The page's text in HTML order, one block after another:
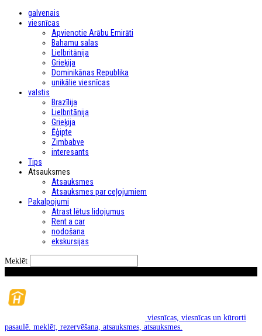
galvenais
viesnīcas
Apvienotie Arābu Emirāti
Bahamu salas
Lielbritānija
Grieķija
Dominikānas Republika
unikālie viesnīcas
valstis
Brazīlija
Lielbritānija
Grieķija
Ēģipte
Zimbabve
interesants
Tips
Atsauksmes
Atsauksmes
Atsauksmes par ceļojumiem
Pakalpojumi
Atrast lētus lidojumus
Rent a car
nodošana
ekskursijas
Meklēt
viesnīcas, viesnīcas un kūrorti
pasaulē. meklēt, rezervēšana, atsauksmes, atsauksmes.